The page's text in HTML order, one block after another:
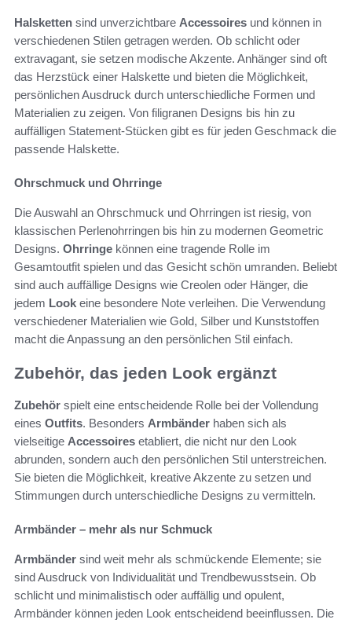
Halsketten sind unverzichtbare Accessoires und können in
verschiedenen Stilen getragen werden. Ob schlicht oder
extravagant, sie setzen modische Akzente. Anhänger sind oft
das Herzstück einer Halskette und bieten die Möglichkeit,
persönlichen Ausdruck durch unterschiedliche Formen und
Materialien zu zeigen. Von filigranen Designs bis hin zu
auffälligen Statement-Stücken gibt es für jeden Geschmack die
passende Halskette.
Ohrschmuck und Ohrringe
Die Auswahl an Ohrschmuck und Ohrringen ist riesig, von
klassischen Perlenohrringen bis hin zu modernen Geometric
Designs. Ohrringe können eine tragende Rolle im
Gesamtoutfit spielen und das Gesicht schön umranden. Beliebt
sind auch auffällige Designs wie Creolen oder Hänger, die
jedem Look eine besondere Note verleihen. Die Verwendung
verschiedener Materialien wie Gold, Silber und Kunststoffen
macht die Anpassung an den persönlichen Stil einfach.
Zubehör, das jeden Look ergänzt
Zubehör spielt eine entscheidende Rolle bei der Vollendung
eines Outfits. Besonders Armbänder haben sich als
vielseitige Accessoires etabliert, die nicht nur den Look
abrunden, sondern auch den persönlichen Stil unterstreichen.
Sie bieten die Möglichkeit, kreative Akzente zu setzen und
Stimmungen durch unterschiedliche Designs zu vermitteln.
Armbänder – mehr als nur Schmuck
Armbänder sind weit mehr als schmückende Elemente; sie
sind Ausdruck von Individualität und Trendbewusstsein. Ob
schlicht und minimalistisch oder auffällig und opulent,
Armbänder können jeden Look entscheidend beeinflussen. Die